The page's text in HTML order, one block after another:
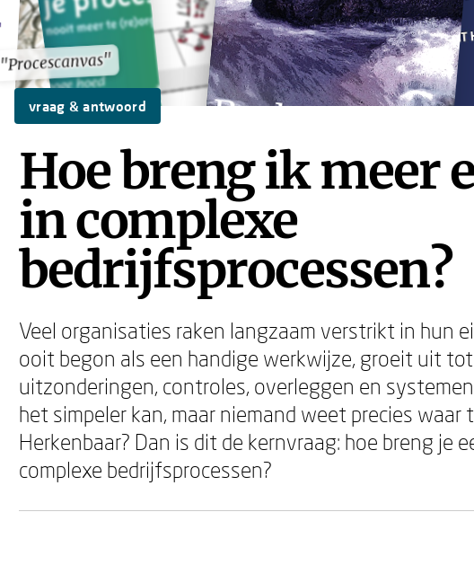
"Procescanvas"
"Procescanvas"
vraag & antwoord
Hoe breng ik meer
in complexe
bedrijfsprocessen?
Veel organisaties raken langzaam verstrikt in hun
ooit begon als een handige werkwijze, groeit uit
uitzonderingen, controles, overleggen en
het simpeler kan, maar niemand weet precies waar
Herkenbaar? Dan is dit de kernvraag: hoe breng je
complexe bedrijfsprocessen?